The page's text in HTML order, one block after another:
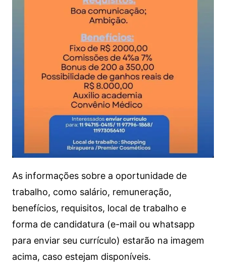
As informações sobre a oportunidade de
trabalho, como salário, remuneração,
benefícios, requisitos, local de trabalho e
forma de candidatura (e-mail ou whatsapp
para enviar seu currículo) estarão na imagem
acima, caso estejam disponíveis.